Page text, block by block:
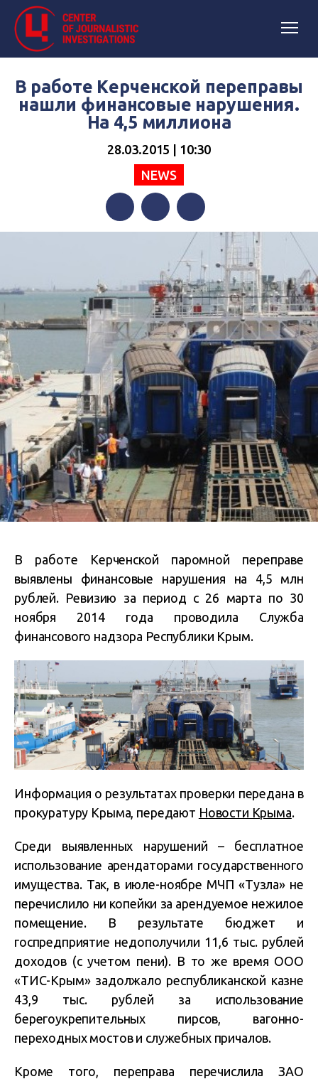
В работе Керченской переправы
нашли финансовые нарушения.
На 4,5 миллиона
28.03.2015 | 10:30
NEWS
FacebookTwitterTelegram
В работе Керченской паромной переправе
выявлены финансовые нарушения на 4,5 млн
рублей. Ревизию за период с 26 марта по 30
ноября 2014 года проводила Служба
финансового надзора Республики Крым.
Информация о результатах проверки передана в
прокуратуру Крыма, передают Новости Крыма.
Среди выявленных нарушений – бесплатное
использование арендаторами государственного
имущества. Так, в июле-ноябре МЧП «Тузла» не
перечислило ни копейки за арендуемое нежилое
помещение. В результате бюджет и
госпредприятие недополучили 11,6 тыс. рублей
доходов (с учетом пени). В то же время ООО
«ТИС-Крым» задолжало республиканской казне
43,9 тыс. рублей за использование
берегоукрепительных пирсов, вагонно-
переходных мостов и служебных причалов.
Кроме того, переправа перечислила ЗАО